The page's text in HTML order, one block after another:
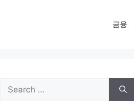
금융
Search
for: